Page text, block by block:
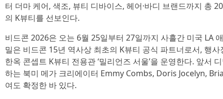
터 더마 케어, 색조, 뷰티 디바이스, 헤어·바디 브랜드까지 총
의 K뷰티를 선보인다.
비드콘 2026은 오는 6월 25일부터 27일까지 사흘간 미국 LA
밀은 비드콘 15년 역사상 최초의 K뷰티 공식 파트너로서, 행
한옥 콘셉트 K뷰티 전용관 ‘밀리언즈 서울’을 운영한다. 앞서
하는 북미 메가 크리에이터 Emmy Combs, Doris Jocelyn,
여도 확정한 바 있다.